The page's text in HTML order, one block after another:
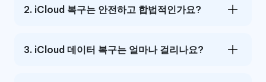
2. iCloud 복구는 안전하고 합법적인가요?
3. iCloud 데이터 복구는 얼마나 걸리나요?